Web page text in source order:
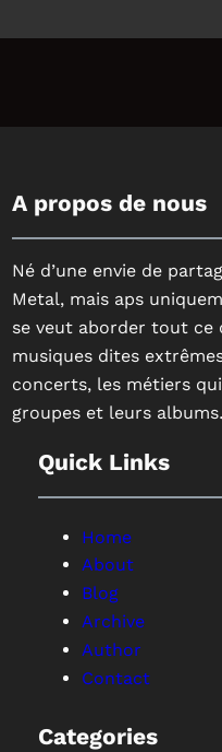
A propos de nous
Né d’une envie de
Metal, mais aps
se veut aborder tout ce
musiques dites
concerts, les métiers
groupes et leurs
Quick Links
Home
About
Blog
Archive
Author
Contact
Categories